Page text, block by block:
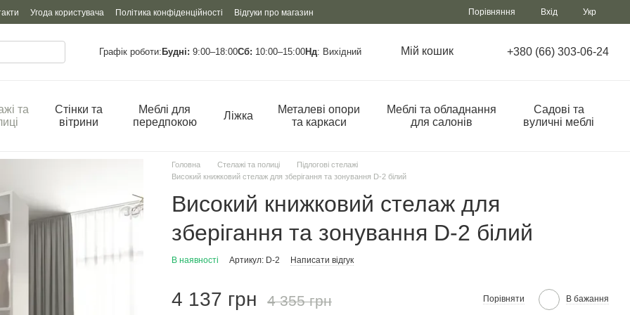
Угода користувача Політика конфіденційності Відгуки про магазин Порівняння Вхід Укр
Графік роботи: Будні: 9:00–18:00Сб: 10:00–15:00Нд: Вихідний Мій кошик +380 (66) 303-06-24
та
Стінки та
вітрини
Меблі для
передпокою
Ліжка
Металеві опори
та каркаси
Меблі та обладнання
для салонів
Садові та
вуличні меблі
Головна Стелажі та полиці
Підлогові стелажі
Високий книжковий стелаж для зберігання та зонування D-2 білий
Високий книжковий стелаж для
зберігання та зонування D-2 білий
В наявності Артикул: D-2 Написати відгук
4 137 грн 4 355 грн Порівняти В бажання